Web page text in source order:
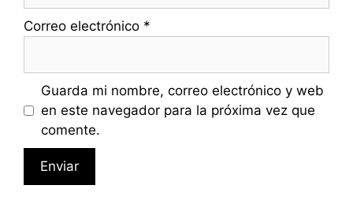
Correo electrónico *
Guarda mi nombre, correo electrónico y web
en este navegador para la próxima vez que
comente.